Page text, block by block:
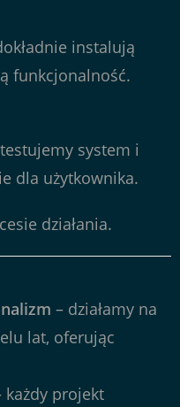
instalują
funkcjonalność.
system i
dla użytkownika.
działania.
– działamy na
lat, oferując
każdy projekt